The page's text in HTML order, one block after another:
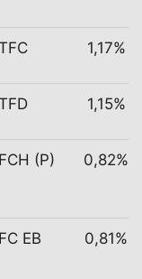
1,17%
1,15%
(P)
0,82%
EB 0,81%